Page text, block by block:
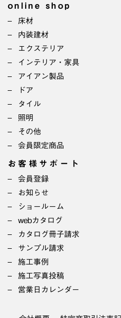
online shop
床材
内装建材
エクステリア
インテリア・家具
アイアン製品
ドア
タイル
照明
その他
会員限定商品
お客様サポート
会員登録
お知らせ
ショールーム
webカタログ
カタログ冊子請求
サンプル請求
施工事例
施工写真投稿
営業日カレンダー